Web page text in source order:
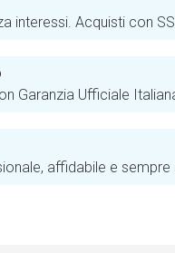
interessi. Acquisti con
Garanzia Ufficiale
affidabile e sempre